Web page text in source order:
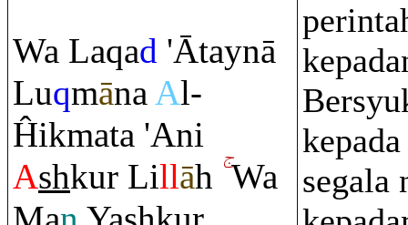
Wa Laqad 'Ātaynā
LuqmānaAl-
Ĥikmata 'Ani
Ashkur Lillāh Wa
segala